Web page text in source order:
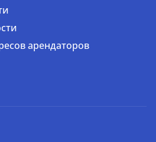
арендаторов